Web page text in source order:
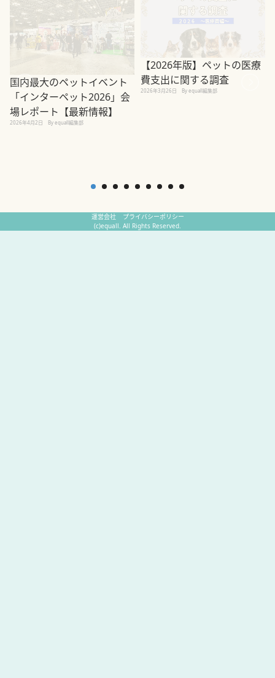
国内最大のペットイベント
「インターペット2026」会
場レポート【最新情報】
2026年4月2日 By equall編集部
【2026年版】ペットの医療
費支出に関する調査
2026年3月26日 By equall編集部
運営会社
プライバシーポリシー
(c)equall. All Rights Reserved.